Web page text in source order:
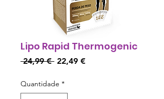
Lipo Rapid Thermogenic
24,99 € Preço
22,49 €Preço
Quantidade *